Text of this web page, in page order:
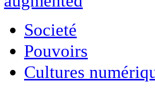
Societé
Pouvoirs
Cultures